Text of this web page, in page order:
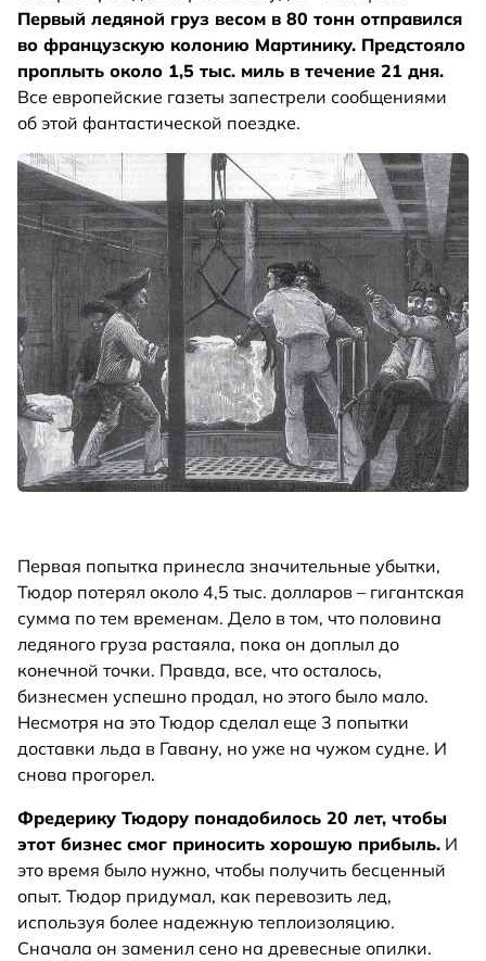
Первый ледяной груз весом в 80 тонн отправился
во французскую колонию Мартинику. Предстояло
проплыть около 1,5 тыс. миль в течение 21 дня.
Все европейские газеты запестрели сообщениями
об этой фантастической поездке.
Первая попытка принесла значительные убытки,
Тюдор потерял около 4,5 тыс. долларов – гигантская
сумма по тем временам. Дело в том, что половина
ледяного груза растаяла, пока он доплыл до
конечной точки. Правда, все, что осталось,
бизнесмен успешно продал, но этого было мало.
Несмотря на это Тюдор сделал еще 3 попытки
доставки льда в Гавану, но уже на чужом судне. И
снова прогорел.
Фредерику Тюдору понадобилось 20 лет, чтобы
этот бизнес смог приносить хорошую прибыль. И
это время было нужно, чтобы получить бесценный
опыт. Тюдор придумал, как перевозить лед,
используя более надежную теплоизоляцию.
Сначала он заменил сено на древесные опилки.